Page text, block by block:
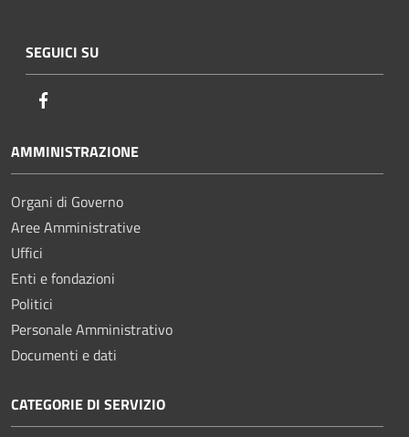
SEGUICI SU
AMMINISTRAZIONE
Organi di Governo
Aree Amministrative
Uffici
Enti e fondazioni
Politici
Personale Amministrativo
Documenti e dati
CATEGORIE DI SERVIZIO